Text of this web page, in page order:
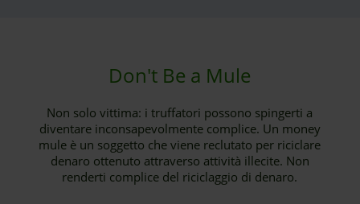
Don't Be a Mule
Non solo vittima: i truffatori possono spingerti a
diventare inconsapevolmente complice. Un money
mule è un soggetto che viene reclutato per riciclare
denaro ottenuto attraverso attività illecite. Non
renderti complice del riciclaggio di denaro.